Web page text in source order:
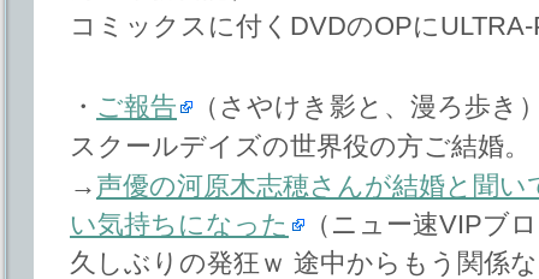
コミックスに付くDVDのOPに
・ ご報告
（さやけき影と、漫ろ歩き
スクールデイズの世界役の方ご結婚。
→ 声優の河原木志穂さんが結婚と聞
い気持ちになった
（ニュー速VIPブ
久しぶりの発狂ｗ 途中からもう関係